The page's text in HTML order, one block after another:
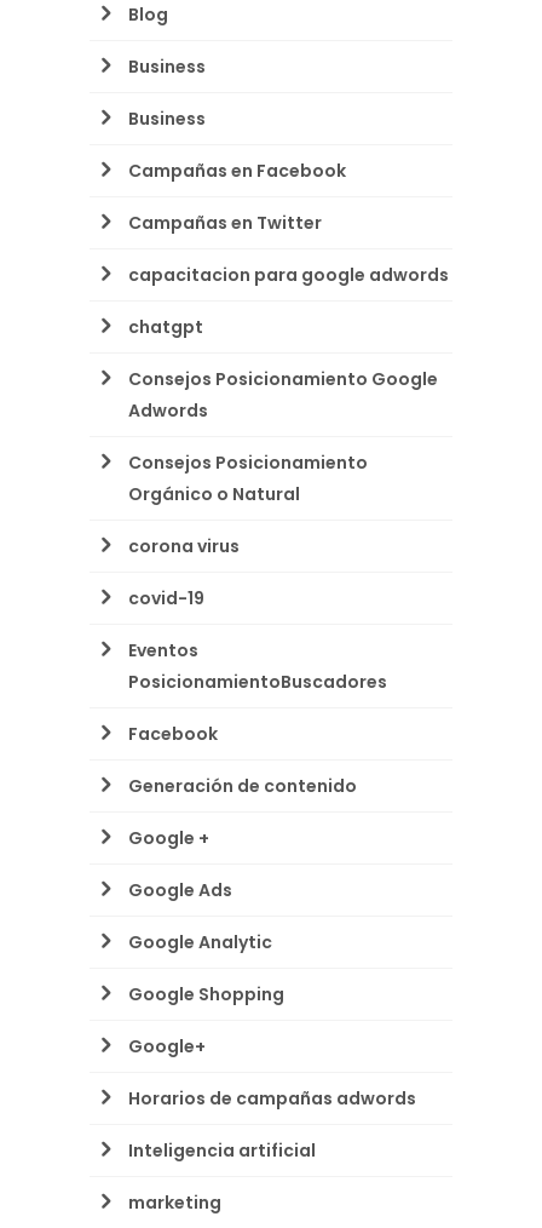
Blog
Business
Business
Campañas en Facebook
Campañas en Twitter
capacitacion para google adwords
chatgpt
Consejos Posicionamiento Google
Adwords
Consejos Posicionamiento
Orgánico o Natural
corona virus
covid-19
Eventos
PosicionamientoBuscadores
Facebook
Generación de contenido
Google +
Google Ads
Google Analytic
Google Shopping
Google+
Horarios de campañas adwords
Inteligencia artificial
marketing